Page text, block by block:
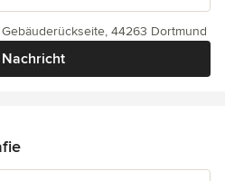
Nachricht
44263 Dortmund